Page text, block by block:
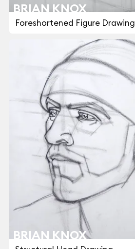
BRIAN KNOX
Foreshortened Figure Drawing
BRIAN KNOX